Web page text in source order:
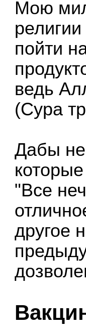
Мою
пойти
ведь
(Сура
Дабы не
"Все
другое